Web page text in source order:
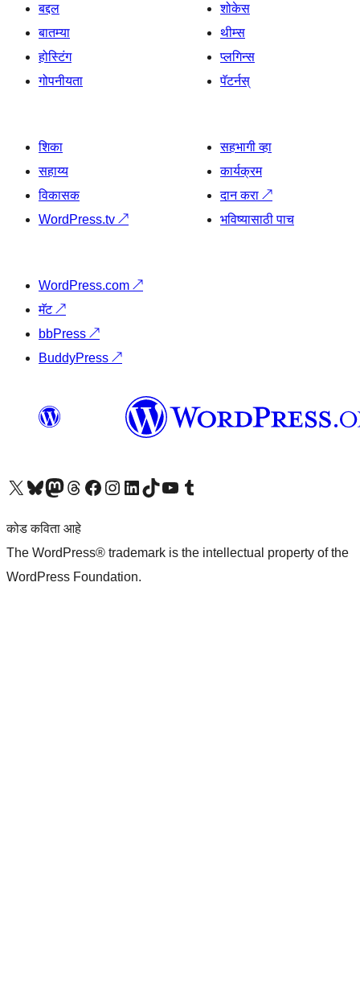
बद्दल
बातम्या
होस्टिंग
गोपनीयता
शोकेस
थीम्स
प्लगिन्स
पॅटर्नस्
शिका
सहाय्य
विकासक
WordPress.tv ↗
सहभागी व्हा
कार्यक्रम
दान करा ↗
भविष्यासाठी पाच
WordPress.com ↗
मॅट↗
bbPress ↗
BuddyPress ↗
आमच्या X (एक्स) (पूर्वीचे ट्विटर) खात्याला भेट द्या आमच्या ब्लूस्की खात्याला भेट द्या.आमच्या Mastodon खात्याला भेट द्या.आमच्या थ्रेड्स खात्याला भेट द्या. आमच्या फेसबुक पेजला भेट द्या आमच्या इंस्टाग्राम खात्याला भेट द्या आमच्या लिंक्डइन खात्याला भेट द्या आमच्या टिकटॉक अकाउंटला भेट द्या.आमच्या यूट्यूब चॅनेलला भेट द्या आमच्या टंबलर खात्याला भेट द्या.
कोड कविता आहे
The WordPress® trademark is the intellectual property of the
WordPress Foundation.